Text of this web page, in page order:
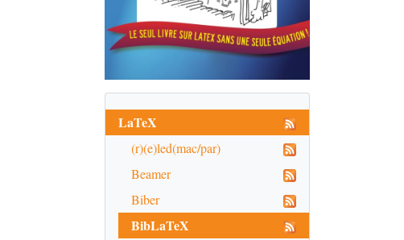
LaTeX
(r)(e)led(mac/par)
Beamer
Biber
BibLaTeX